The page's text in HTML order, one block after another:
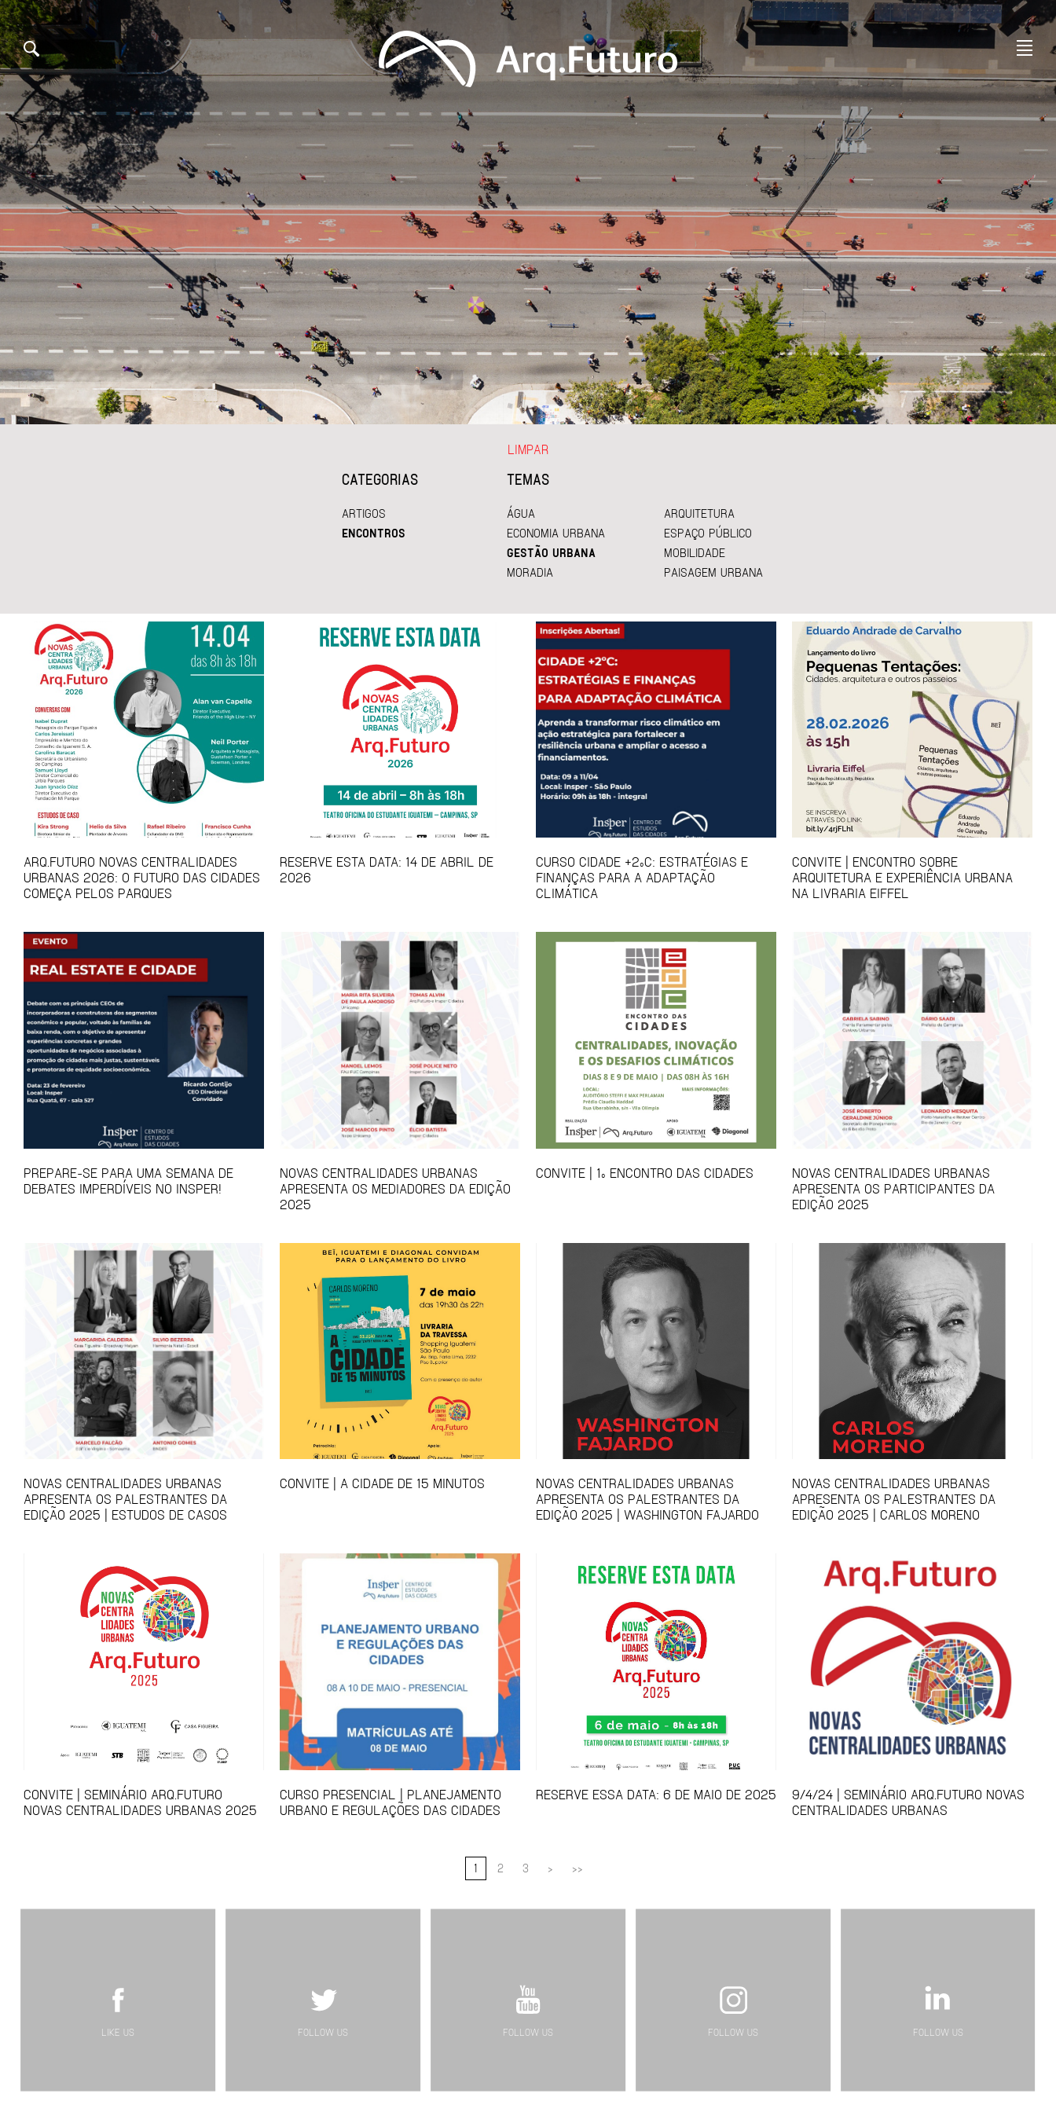
CATEGORIAS
ARTIGOS
ENCONTROS
TEMAS
ÁGUA
ARQUITETURA
ECONOMIA URBANA
ESPAÇO PÚBLICO
GESTÃO URBANA
MOBILIDADE
MORADIA
PAISAGEM URBANA
LIMPAR
ARQ.FUTURO NOVAS CENTRALIDADES
URBANAS 2026: O FUTURO DAS CIDADES
COMEÇA PELOS PARQUES
RESERVE ESTA DATA: 14 DE ABRIL DE
2026
CURSO CIDADE +2ºC: ESTRATÉGIAS E
FINANÇAS PARA A ADAPTAÇÃO
CLIMÁTICA
CONVITE | ENCONTRO SOBRE
ARQUITETURA E EXPERIÊNCIA URBANA
NA LIVRARIA EIFFEL
PREPARE-SE PARA UMA SEMANA DE
DEBATES IMPERDÍVEIS NO INSPER!
NOVAS CENTRALIDADES URBANAS
APRESENTA OS MEDIADORES DA EDIÇÃO
2025
CONVITE | 1º ENCONTRO DAS CIDADES
NOVAS CENTRALIDADES URBANAS
APRESENTA OS PARTICIPANTES DA
EDIÇÃO 2025
NOVAS CENTRALIDADES URBANAS
APRESENTA OS PALESTRANTES DA
EDIÇÃO 2025 | ESTUDOS DE CASOS
CONVITE | A CIDADE DE 15 MINUTOS
NOVAS CENTRALIDADES URBANAS
APRESENTA OS PALESTRANTES DA
EDIÇÃO 2025 | WASHINGTON FAJARDO
NOVAS CENTRALIDADES URBANAS
APRESENTA OS PALESTRANTES DA
EDIÇÃO 2025 | CARLOS MORENO
CONVITE | SEMINÁRIO ARQ.FUTURO
NOVAS CENTRALIDADES URBANAS 2025
CURSO PRESENCIAL | PLANEJAMENTO
URBANO E REGULAÇÕES DAS CIDADES
RESERVE ESSA DATA: 6 DE MAIO DE 2025
9/4/24 | SEMINÁRIO ARQ.FUTURO NOVAS
CENTRALIDADES URBANAS
1 2 3 > >>
LIKE US FOLLOW US FOLLOW US FOLLOW US FOLLOW US